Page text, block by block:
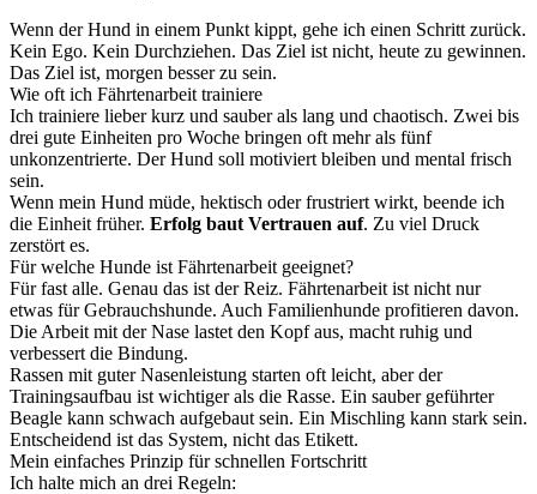
Wenn der Hund in einem Punkt kippt, gehe ich einen Schritt zurück.
Kein Ego. Kein Durchziehen. Das Ziel ist nicht, heute zu gewinnen.
Das Ziel ist, morgen besser zu sein.
Wie oft ich Fährtenarbeit trainiere
Ich trainiere lieber kurz und sauber als lang und chaotisch. Zwei bis
drei gute Einheiten pro Woche bringen oft mehr als fünf
unkonzentrierte. Der Hund soll motiviert bleiben und mental frisch
sein.
Wenn mein Hund müde, hektisch oder frustriert wirkt, beende ich
die Einheit früher. Erfolg baut Vertrauen auf. Zu viel Druck
zerstört es.
Für welche Hunde ist Fährtenarbeit geeignet?
Für fast alle. Genau das ist der Reiz. Fährtenarbeit ist nicht nur
etwas für Gebrauchshunde. Auch Familienhunde profitieren davon.
Die Arbeit mit der Nase lastet den Kopf aus, macht ruhig und
verbessert die Bindung.
Rassen mit guter Nasenleistung starten oft leicht, aber der
Trainingsaufbau ist wichtiger als die Rasse. Ein sauber geführter
Beagle kann schwach aufgebaut sein. Ein Mischling kann stark sein.
Entscheidend ist das System, nicht das Etikett.
Mein einfaches Prinzip für schnellen Fortschritt
Ich halte mich an drei Regeln: